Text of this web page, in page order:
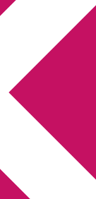
av Michael